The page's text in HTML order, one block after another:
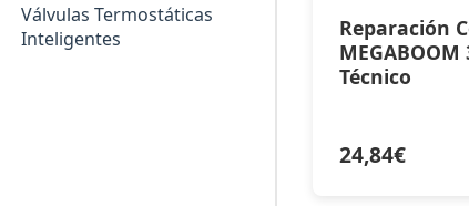
Válvulas Termostáticas
Inteligentes
Reparación
Técnico
24,84€